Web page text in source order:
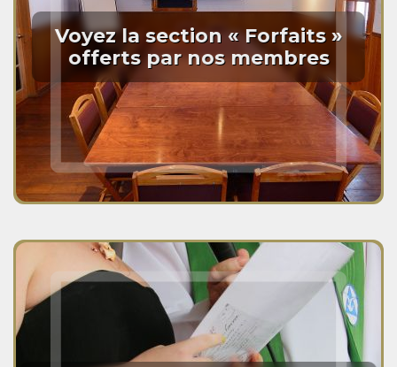
Voyez la section « Forfaits »
offerts par nos membres